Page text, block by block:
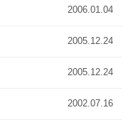
2006.01.04
2005.12.24
2005.12.24
2002.07.16